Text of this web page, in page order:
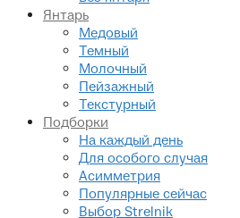
Янтарь
Медовый
Темный
Молочный
Пейзажный
Текстурный
Подборки
На каждый день
Для особого случая
Асимметрия
Популярные сейчас
Выбор Strelnik